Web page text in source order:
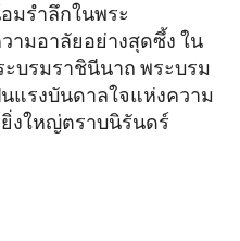
มรำลึกในพระ
มอาลัยอย่างสุดซึ้ง ใน
ะบรมราชินีนาถ พระบรม
แรงบันดาลใจแห่งความ
งใหญ่ตราบนิรันดร์